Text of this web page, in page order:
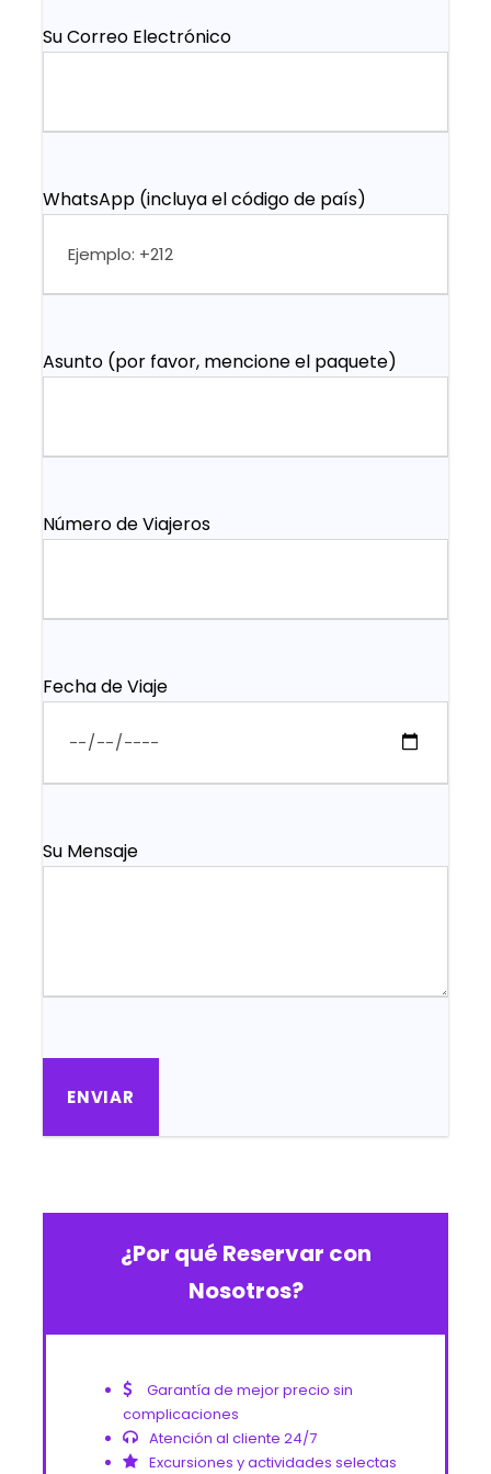
Su Correo Electrónico
WhatsApp (incluya el código de país)
Asunto (por favor, mencione el paquete)
Número de Viajeros
Fecha de Viaje
Su Mensaje
¿Por qué Reservar con
Nosotros?
Garantía de mejor precio sin
complicaciones
Atención al cliente 24/7
Excursiones y actividades selectas